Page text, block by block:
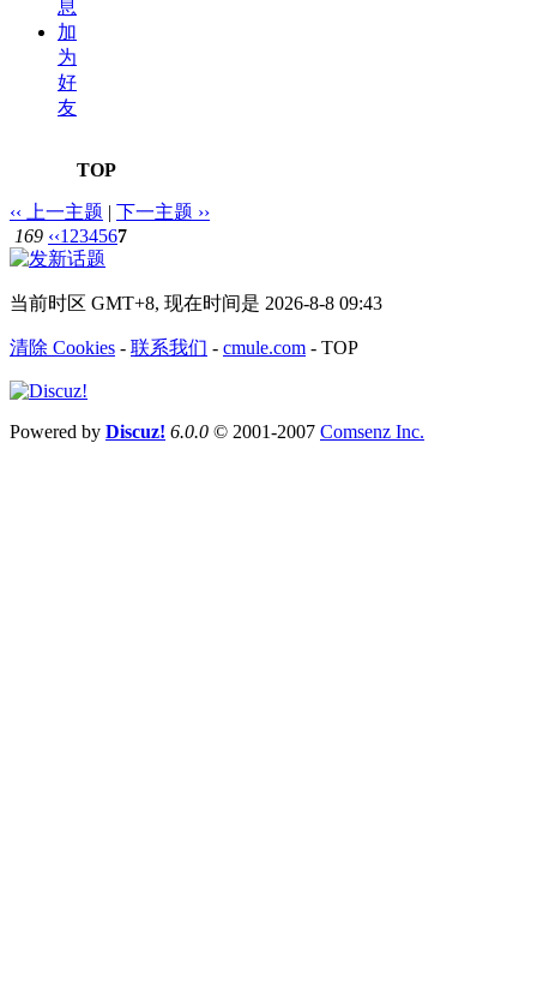
息
加
为
好
友
TOP
‹‹ 上一主题 | 下一主题 ››
169 ‹‹1 234567
当前时区 GMT+8, 现在时间是 2026-8-8 09:43
清除 Cookies - 联系我们 - cmule.com - TOP
Powered by Discuz! 6.0.0 © 2001-2007 Comsenz Inc.